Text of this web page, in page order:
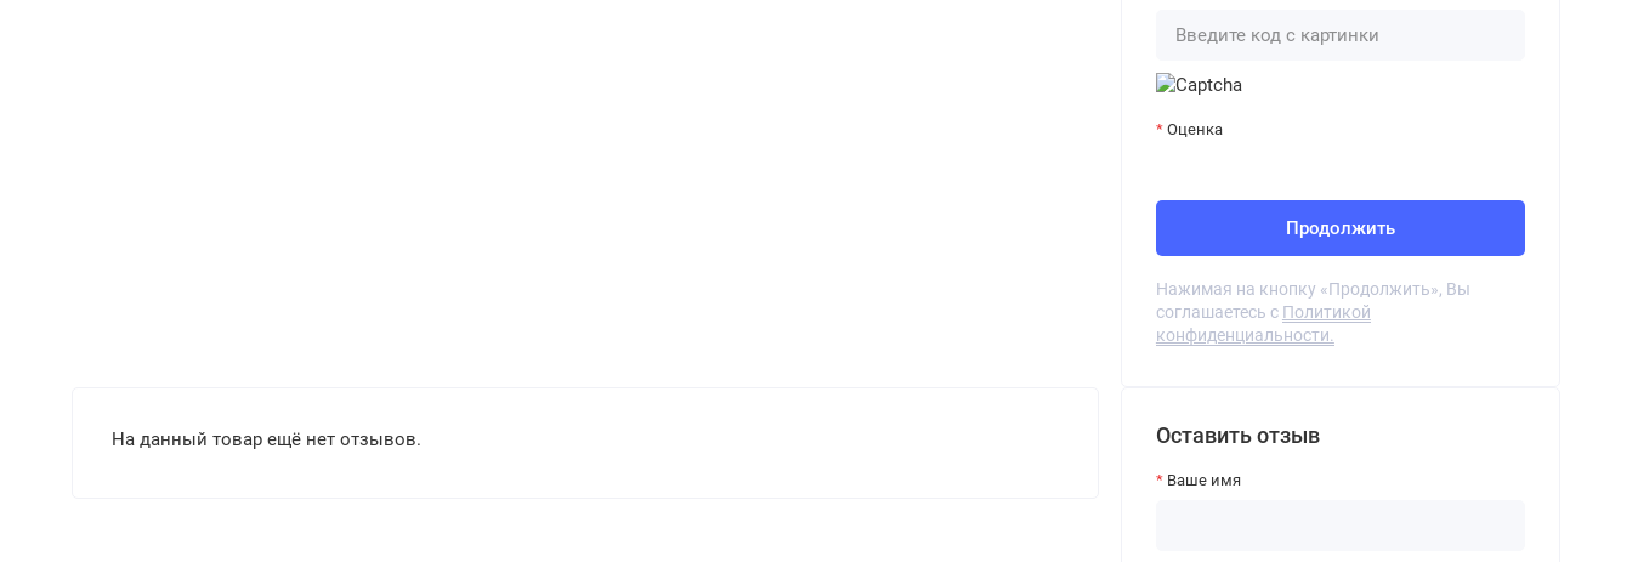
Оценка
Продолжить
Нажимая на кнопку «Продолжить», Вы
соглашаетесь с Политикой
конфиденциальности.
На данный товар ещё нет отзывов. Оставить отзыв
Ваше имя